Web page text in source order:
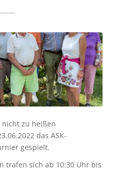
nicht zu heißen
das ASK-
gespielt.
trafen sich ab 10:30 Uhr bis